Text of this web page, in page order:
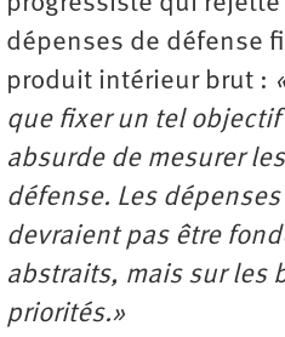
dépenses de défense
produit intérieur brut :
que fixer un tel
absurde de mesurer
défense. Les
devraient pas être
abstraits, mais sur les
priorités.»